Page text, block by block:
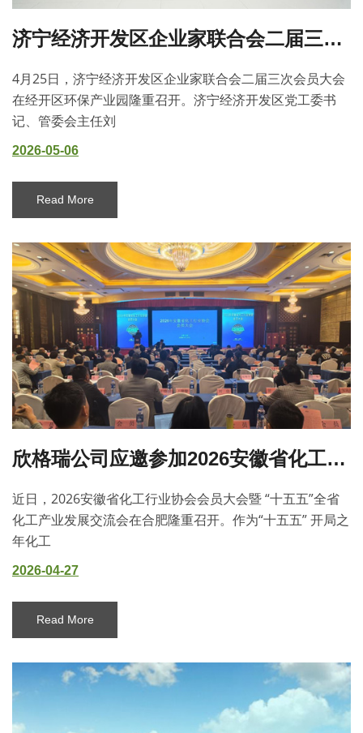
济宁经济开发区企业家联合会二届三次会员大会胜利召开
4月25日，济宁经济开发区企业家联合会二届三次会员大会
在经开区环保产业园隆重召开。济宁经济开发区党工委书
记、管委会主任刘
2026-05-06
Read More
欣格瑞公司应邀参加2026安徽省化工行业协会会员大会
近日，2026安徽省化工行业协会会员大会暨 “十五五”全省
化工产业发展交流会在合肥隆重召开。作为“十五五” 开局之
年化工
2026-04-27
Read More